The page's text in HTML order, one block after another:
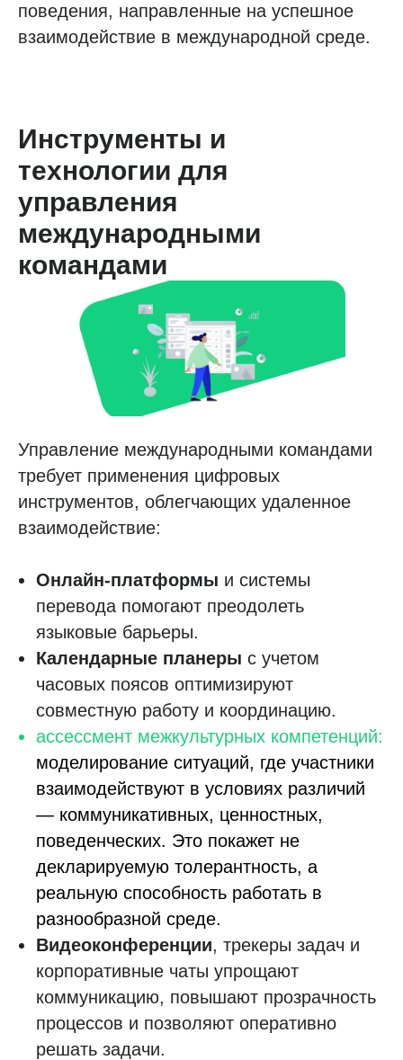
поведения, направленные на успешное
взаимодействие в международной среде.
Инструменты и
технологии для
управления
международными
командами
Управление международными командами
требует применения цифровых
инструментов, облегчающих удаленное
взаимодействие:
Онлайн-платформы и системы
перевода помогают преодолеть
языковые барьеры.
Календарные планеры с учетом
часовых поясов оптимизируют
совместную работу и координацию.
ассессмент межкультурных компетенций:
моделирование ситуаций, где участники
взаимодействуют в условиях различий
— коммуникативных, ценностных,
поведенческих. Это покажет не
декларируемую толерантность, а
реальную способность работать в
разнообразной среде.
Видеоконференции, трекеры задач и
корпоративные чаты упрощают
коммуникацию, повышают прозрачность
процессов и позволяют оперативно
решать задачи.